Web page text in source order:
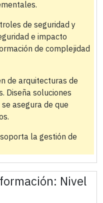
de seguridad y
e impacto
de complejidad
de arquitecturas de
Diseña soluciones
asegura de que
la gestión de
Nivel